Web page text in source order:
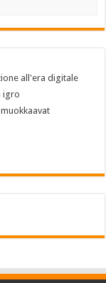
all'era digitale
igro